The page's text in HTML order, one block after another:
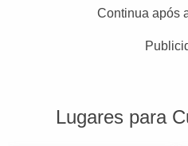
Continua após
Lugares para